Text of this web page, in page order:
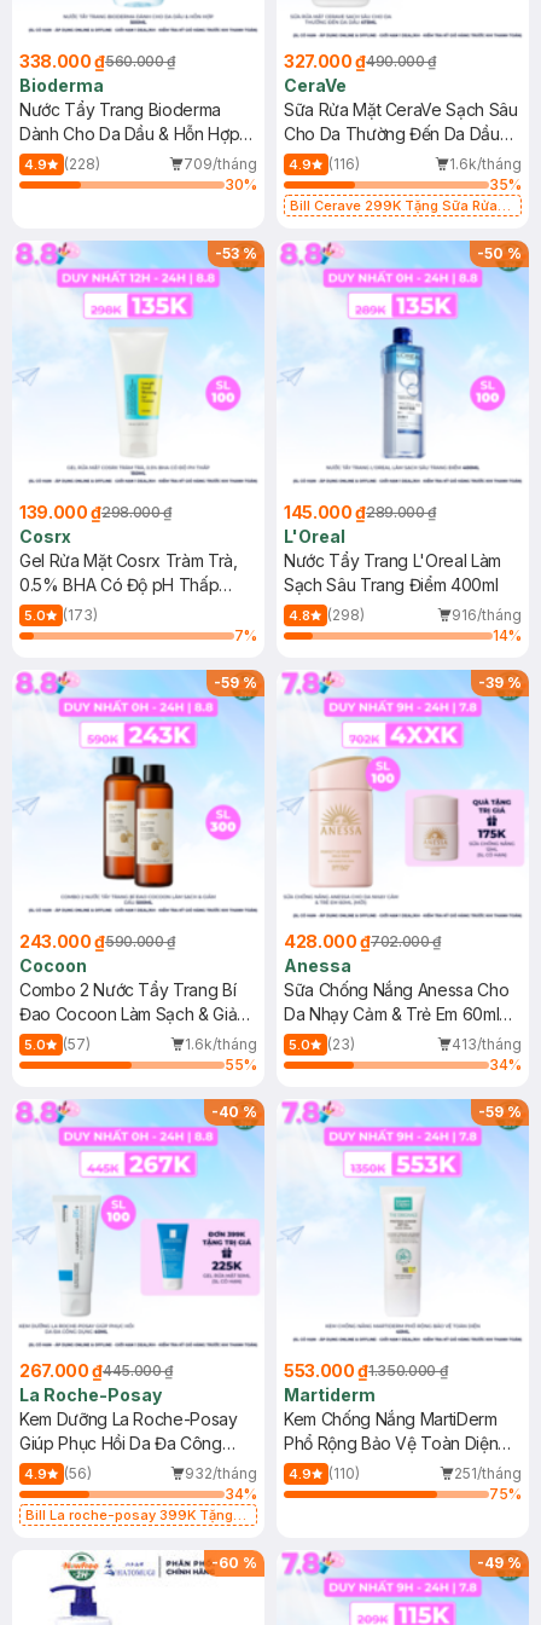
338.000 ₫560.000 ₫
Bioderma
Nước Tẩy Trang Bioderma
Dành Cho Da Dầu & Hỗn Hợp
500ml
4.9 (228)
709/tháng
30%
327.000 ₫490.000 ₫
CeraVe
Sữa Rửa Mặt CeraVe Sạch Sâu
Cho Da Thường Đến Da Dầu
473ml
4.9 (116)
1.6k/tháng
35%
Bill Cerave 299K Tặng Sữa Rửa
-53%
139.000 ₫298.000 ₫
Cosrx
Gel Rửa Mặt Cosrx Tràm Trà,
0.5% BHA Có Độ pH Thấp
150ml
5.0
(173)
7%
-50%
145.000 ₫289.000 ₫
L'Oreal
Nước Tẩy Trang L'Oreal Làm
Sạch Sâu Trang Điểm 400ml
4.8 (298)
916/tháng
14%
-59%
243.000 ₫590.000 ₫
Cocoon
Combo 2 Nước Tẩy Trang Bí
Đao Cocoon Làm Sạch & Giảm
Dầu 500ml
5.0 (57)
1.6k/tháng
55%
-39%
428.000 ₫702.000 ₫
Anessa
Sữa Chống Nắng Anessa Cho
Da Nhạy Cảm & Trẻ Em 60ml
(Mới)
5.0 (23)
413/tháng
34%
-40%
267.000 ₫445.000 ₫
La Roche-Posay
Kem Dưỡng La Roche-Posay
Giúp Phục Hồi Da Đa Công
Dụng 40ml
4.9 (56)
932/tháng
34%
Bill La roche-posay 399K Tặng
(SL có hạn)
-59%
553.000 ₫1.350.000 ₫
Martiderm
Kem Chống Nắng MartiDerm
Phổ Rộng Bảo Vệ Toàn Diện
40ml
4.9 (110)
251/tháng
75%
-60 % -49%